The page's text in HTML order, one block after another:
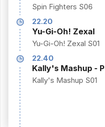
Spin Fighters S06
22.20
Yu-Gi-Oh! Zexal
Yu-Gi-Oh! Zexal S01
22.40
Kally's Mashup -
Kally's Mashup S01